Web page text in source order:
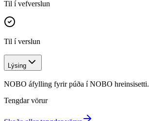
Til í vefverslun
Til í verslun
Lýsing
NOBO áfylling fyrir púða í NOBO hreinsisetti.
Tengdar vörur